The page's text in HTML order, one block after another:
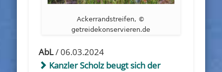
Ackerrandstreifen, ©
getreidekonservieren.de
AbL/ 06.03.2024
Kanzler Scholz beugt sich der